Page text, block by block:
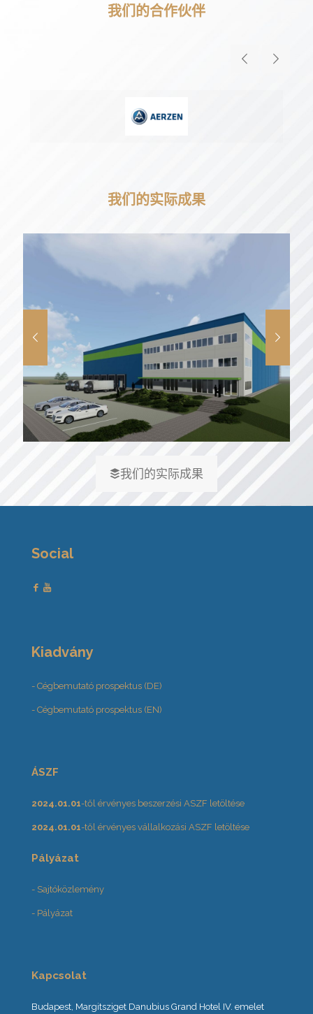
我们的合作伙伴
我们的实际成果
我们的实际成果
Social
Kiadvány
- Cégbemutató prospektus (DE)
- Cégbemutató prospektus (EN)
ÁSZF
2024.01.01-től érvényes beszerzési ASZF letöltése
2024.01.01-től érvényes vállalkozási ASZF letöltése
Pályázat
- Sajtóközlemény
- Pályázat
Kapcsolat
Budapest, Margitsziget Danubius Grand Hotel IV. emelet